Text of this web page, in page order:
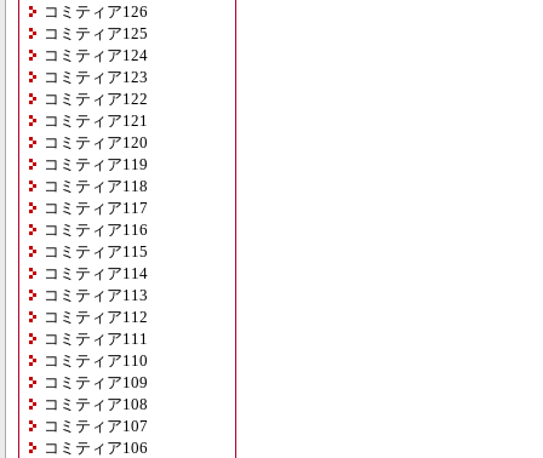
コミティア126
コミティア125
コミティア124
コミティア123
コミティア122
コミティア121
コミティア120
コミティア119
コミティア118
コミティア117
コミティア116
コミティア115
コミティア114
コミティア113
コミティア112
コミティア111
コミティア110
コミティア109
コミティア108
コミティア107
コミティア106